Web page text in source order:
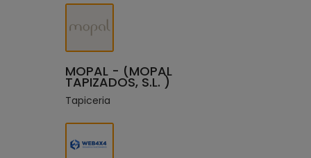
MOPAL - (MOPAL
TAPIZADOS, S.L. )
Tapiceria